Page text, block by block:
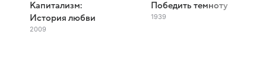
Капитализм:
История любви
2009
Победить темноту
1939